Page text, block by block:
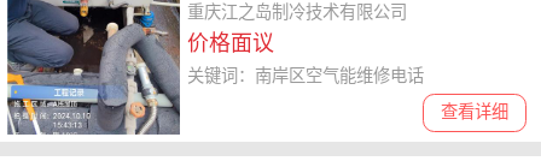
重庆江之岛
重庆江之岛制冷技术有限公司
价格面议
查看详细
关键词：南岸区空气能维修电话